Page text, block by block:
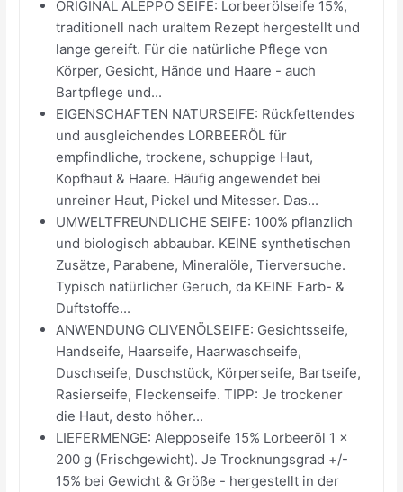
ORIGINAL ALEPPO SEIFE: Lorbeerölseife 15%,
traditionell nach uraltem Rezept hergestellt und
lange gereift. Für die natürliche Pflege von
Körper, Gesicht, Hände und Haare - auch
Bartpflege und...
EIGENSCHAFTEN NATURSEIFE: Rückfettendes
und ausgleichendes LORBEERÖL für
empfindliche, trockene, schuppige Haut,
Kopfhaut & Haare. Häufig angewendet bei
unreiner Haut, Pickel und Mitesser. Das...
UMWELTFREUNDLICHE SEIFE: 100% pflanzlich
und biologisch abbaubar. KEINE synthetischen
Zusätze, Parabene, Mineralöle, Tierversuche.
Typisch natürlicher Geruch, da KEINE Farb- &
Duftstoffe...
ANWENDUNG OLIVENÖLSEIFE: Gesichtsseife,
Handseife, Haarseife, Haarwaschseife,
Duschseife, Duschstück, Körperseife, Bartseife,
Rasierseife, Fleckenseife. TIPP: Je trockener
die Haut, desto höher...
LIEFERMENGE: Alepposeife 15% Lorbeeröl 1 x
200 g (Frischgewicht). Je Trocknungsgrad +/-
15% bei Gewicht & Größe - hergestellt in der